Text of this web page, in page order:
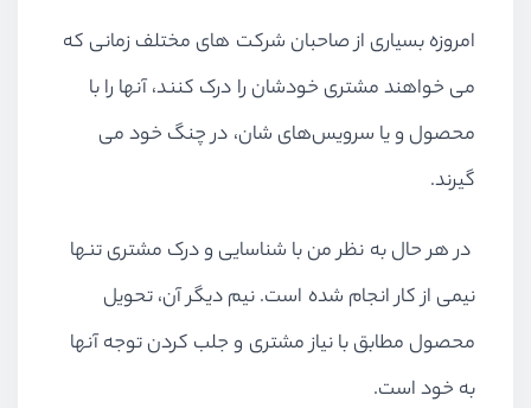
امروزه بسیاری از صاحبان شرکت های مختلف زمانی که
می خواهند مشتری خودشان را درک کنند، آنها را با
محصول و یا سرویس‌های شان، در چنگ خود می
گیرند.
در هر حال به نظر من با شناسایی و درک مشتری تنها
نیمی از کار انجام شده است. نیم دیگر آن، تحویل
محصول مطابق با نیاز مشتری و جلب کردن توجه آنها
به خود است.